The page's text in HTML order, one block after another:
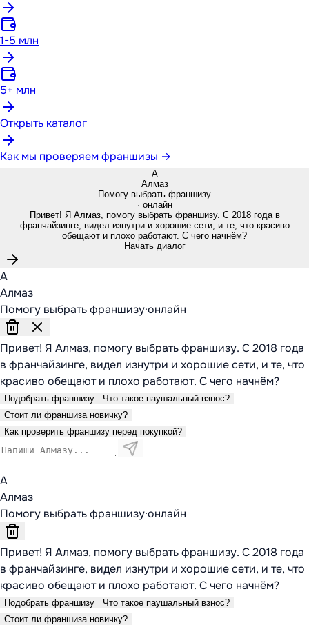
1-5 млн
5+ млн
Открыть каталог
Как мы проверяем франшизы →
А
Алмаз
Помогу выбрать франшизу
· онлайн
Привет! Я Алмаз, помогу выбрать франшизу. С 2018 года в
франчайзинге, видел изнутри и хорошие сети, и те, что красиво
обещают и плохо работают. С чего начнём?
Начать диалог
А
Алмаз
Помогу выбрать франшизу·онлайн
Привет! Я Алмаз, помогу выбрать франшизу. С 2018 года
в франчайзинге, видел изнутри и хорошие сети, и те, что
красиво обещают и плохо работают. С чего начнём?
Подобрать франшизу
Что такое паушальный взнос?
Стоит ли франшиза новичку?
Как проверить франшизу перед покупкой?
А
Алмаз
Помогу выбрать франшизу·онлайн
Привет! Я Алмаз, помогу выбрать франшизу. С 2018 года
в франчайзинге, видел изнутри и хорошие сети, и те, что
красиво обещают и плохо работают. С чего начнём?
Подобрать франшизу
Что такое паушальный взнос?
Стоит ли франшиза новичку?